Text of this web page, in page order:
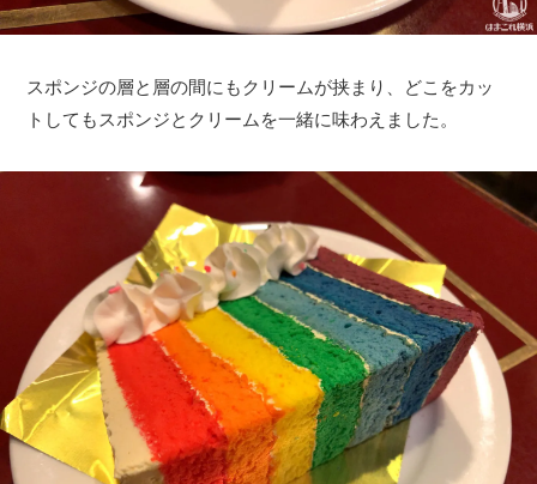
スポンジの層と層の間にもクリームが挟まり、どこをカッ
トしてもスポンジとクリームを一緒に味わえました。